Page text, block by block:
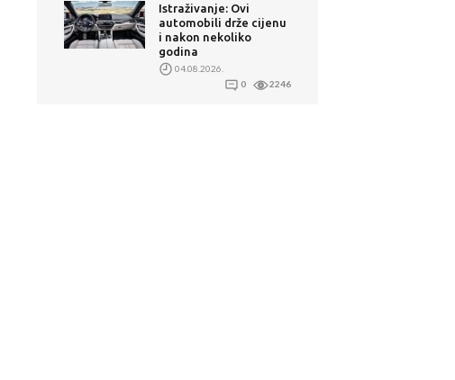
Istraživanje: Ovi
automobili drže cijenu
i nakon nekoliko
godina
04.08.2026.
0
2246